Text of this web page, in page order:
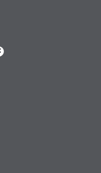
wird in diesem Cookie